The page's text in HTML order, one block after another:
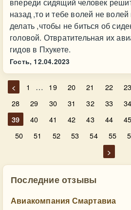
назад ,то и тебе волей не волей
делать ,чтобы не биться об
головой. Отвратительная их
гидов в Пхукете.
Гость, 12.04.2023
< 1 … 19 20 21 22 23
28
29 30 31 32 33 34
39
40 41 42 43 44 45
50
51 52 53 54 55
>
Последние отзывы
Авиакомпания Смартавиа